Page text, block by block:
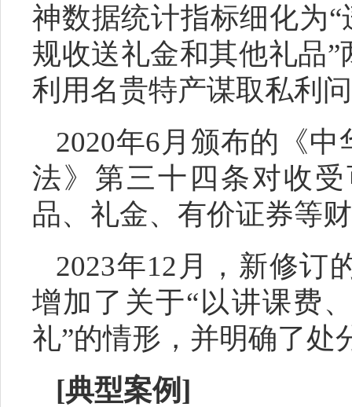
神数据统计指标细化为
规收送礼金和其他礼品
利用名贵特产谋取私利
2020年6月颁布的《
法》第三十四条对收
品、礼金、有价证券等
2023年12月，新修订
增加了关于“以讲课费
礼”的情形，并明确了处
[典型案例]